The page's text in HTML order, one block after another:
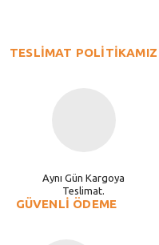
TESLİMAT POLİTİKAMIZ
Aynı Gün Kargoya
Teslimat.
GÜVENLİ ÖDEME